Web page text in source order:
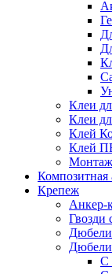
Клеи
Клеи
Клей
Клей
Крепеж
Анкер-
Гвозди
Дюбели
Дюбели
С